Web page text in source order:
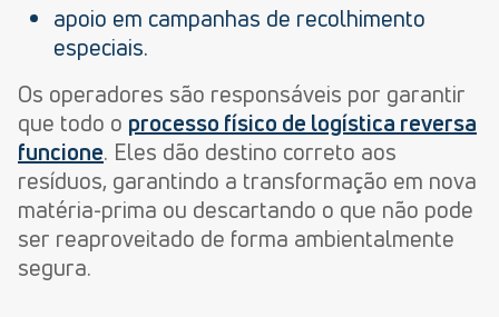
apoio em campanhas de recolhimento
especiais.
Os operadores são responsáveis por garantir
que todo o processo físico de logística reversa
funcione. Eles dão destino correto aos
resíduos, garantindo a transformação em nova
matéria-prima ou descartando o que não pode
ser reaproveitado de forma ambientalmente
segura.